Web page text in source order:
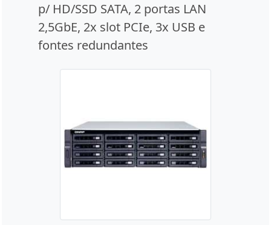
p/ HD/SSD SATA, 2 portas LAN
2,5GbE, 2x slot PCIe, 3x USB e
fontes redundantes